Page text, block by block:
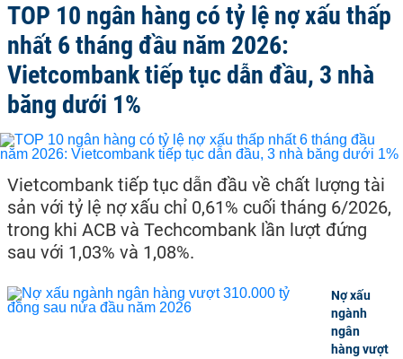
TOP 10 ngân hàng có tỷ lệ nợ xấu thấp
nhất 6 tháng đầu năm 2026:
Vietcombank tiếp tục dẫn đầu, 3 nhà
băng dưới 1%
Vietcombank tiếp tục dẫn đầu về chất lượng tài
sản với tỷ lệ nợ xấu chỉ 0,61% cuối tháng 6/2026,
trong khi ACB và Techcombank lần lượt đứng
sau với 1,03% và 1,08%.
Nợ xấu
ngành
ngân
hàng vượt